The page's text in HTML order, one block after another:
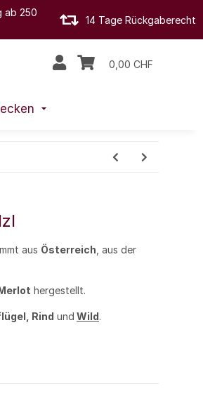
ab 250
14 Tage Rückgaberecht
0,00 CHF
aus Österreich , aus der
hergestellt.
Rind und Wild.